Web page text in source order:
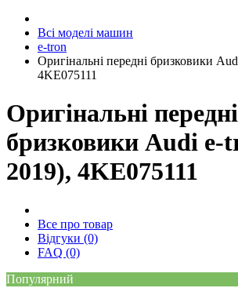
Всі моделі машин
e-tron
Оригінальні передні бризковики
4KE075111
Оригінальні передні
бризковики Audi e-
2019), 4KE075111
Все про товар
Відгуки (0)
FAQ (0)
Популярний